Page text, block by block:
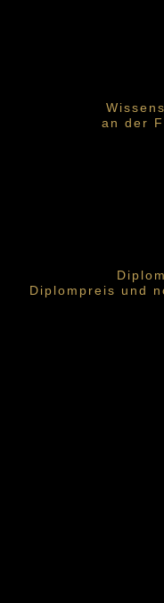
an der
Diplompreis und